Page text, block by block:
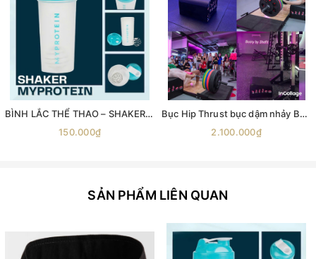
BÌNH LẮC THỂ THAO – SHAKER MYPROTEIN 600ML
150.000₫
Bục Hip Thrust bục dậm nhảy Bục nhảy Aerobic Bục gỗ bật nhảy Ironwod Wooden Plyometric Box
2.100.000₫
SẢN PHẨM LIÊN QUAN